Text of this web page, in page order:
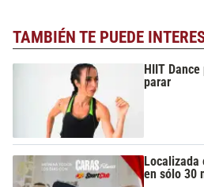
TAMBIÉN TE PUEDE
HIIT
parar
Localizada
en sólo 30